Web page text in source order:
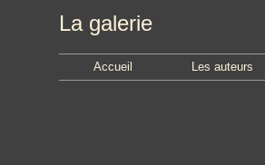
La galerie
Accueil Les auteurs